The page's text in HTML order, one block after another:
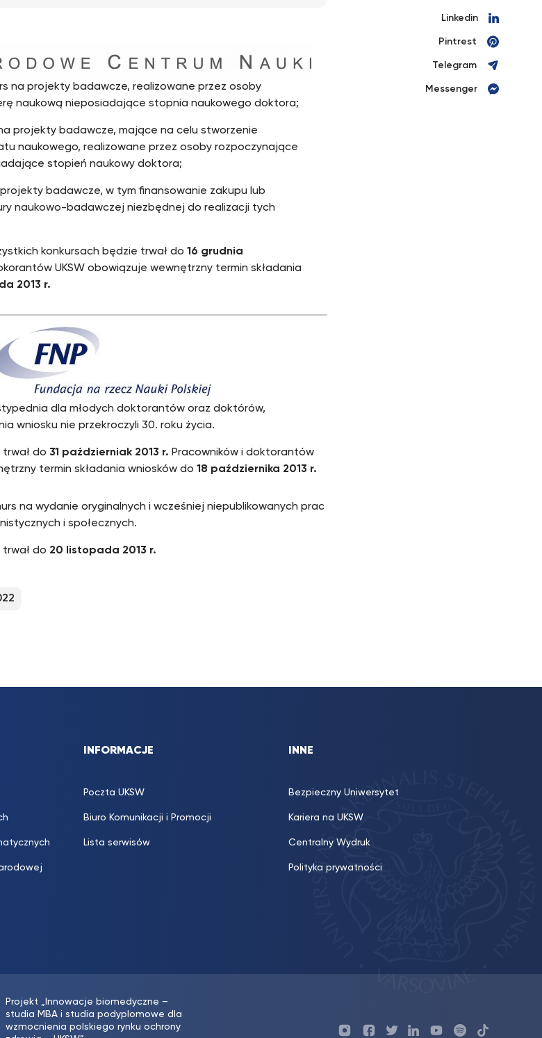
na projekty badawcze, realizowane przez osoby
naukową nieposiadające stopnia naukowego doktora;
projekty badawcze, mające na celu stworzenie
naukowego, realizowane przez osoby rozpoczynające
stopień naukowy doktora;
badawcze, w tym finansowanie zakupu lub
naukowo-badawczej niezbędnej do realizacji tych
konkursach będzie trwał do 16 grudnia
UKSW obowiązuje wewnętrzny termin składania
2013 r.
dla młodych doktorantów oraz doktórów,
wniosku nie przekroczyli 30. roku życia.
do 31 październiak 2013 r. Pracowników i doktorantów
termin składania wniosków do 18 października 2013 r.
na wydanie oryginalnych i wcześniej niepublikowanych prac
i społecznych.
do 20 listopada 2013 r.
Linkedin
Pintrest
Telegram
Messenger
INFORMACJE
Poczta UKSW
Biuro Komunikacji i Promocji
Lista serwisów
INNE
Bezpieczny Uniwersytet
Kariera na UKSW
Centralny Wydruk
Polityka prywatności
Projekt „Innowacje biomedyczne –
studia MBA i studia podyplomowe dla
wzmocnienia polskiego rynku ochrony
Profil ProfilProfilProfil UKSWProfilUKSW